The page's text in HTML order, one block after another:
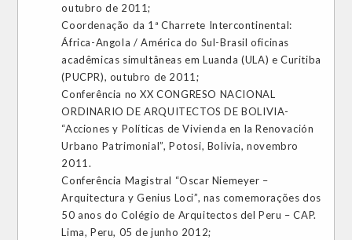
outubro de 2011;
Coordenação da 1ª Charrete Intercontinental:
África-Angola / América do Sul-Brasil oficinas
acadêmicas simultâneas em Luanda (ULA) e Curitiba
(PUCPR), outubro de 2011;
Conferência no XX CONGRESO NACIONAL
ORDINARIO DE ARQUITECTOS DE BOLIVIA-
“Acciones y Políticas de Vivienda en la Renovación
Urbano Patrimonial”, Potosi, Bolivia, novembro
2011.
Conferência Magistral “Oscar Niemeyer –
Arquitectura y Genius Loci”, nas comemorações dos
50 anos do Colégio de Arquitectos del Peru – CAP.
Lima, Peru, 05 de junho 2012;